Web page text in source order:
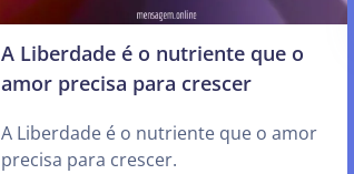
A Liberdade é o nutriente que o
amor precisa para crescer
A Liberdade é o nutriente que o amor
precisa para crescer.